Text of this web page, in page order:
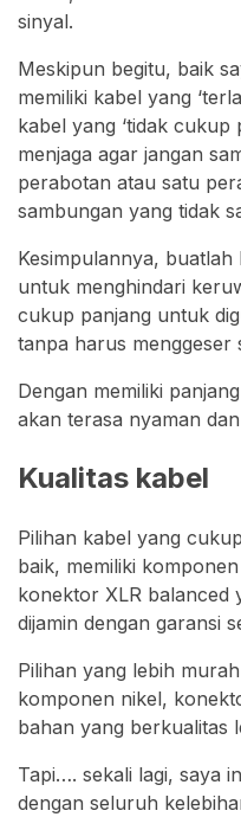
sinyal.
Meskipun begitu, baik
memiliki kabel yang
kabel yang ‘tidak cukup
menjaga agar jangan
perabotan atau satu
sambungan yang tidak
Kesimpulannya,
untuk menghindari
cukup panjang untuk
tanpa harus menggeser
Dengan memiliki
akan terasa nyaman
Kualitas kabel
Pilihan kabel yang
baik, memiliki
konektor XLR balanced
dijamin dengan garansi
Pilihan yang lebih
komponen nikel,
bahan yang berkualitas
Tapi…. sekali lagi, saya
dengan seluruh